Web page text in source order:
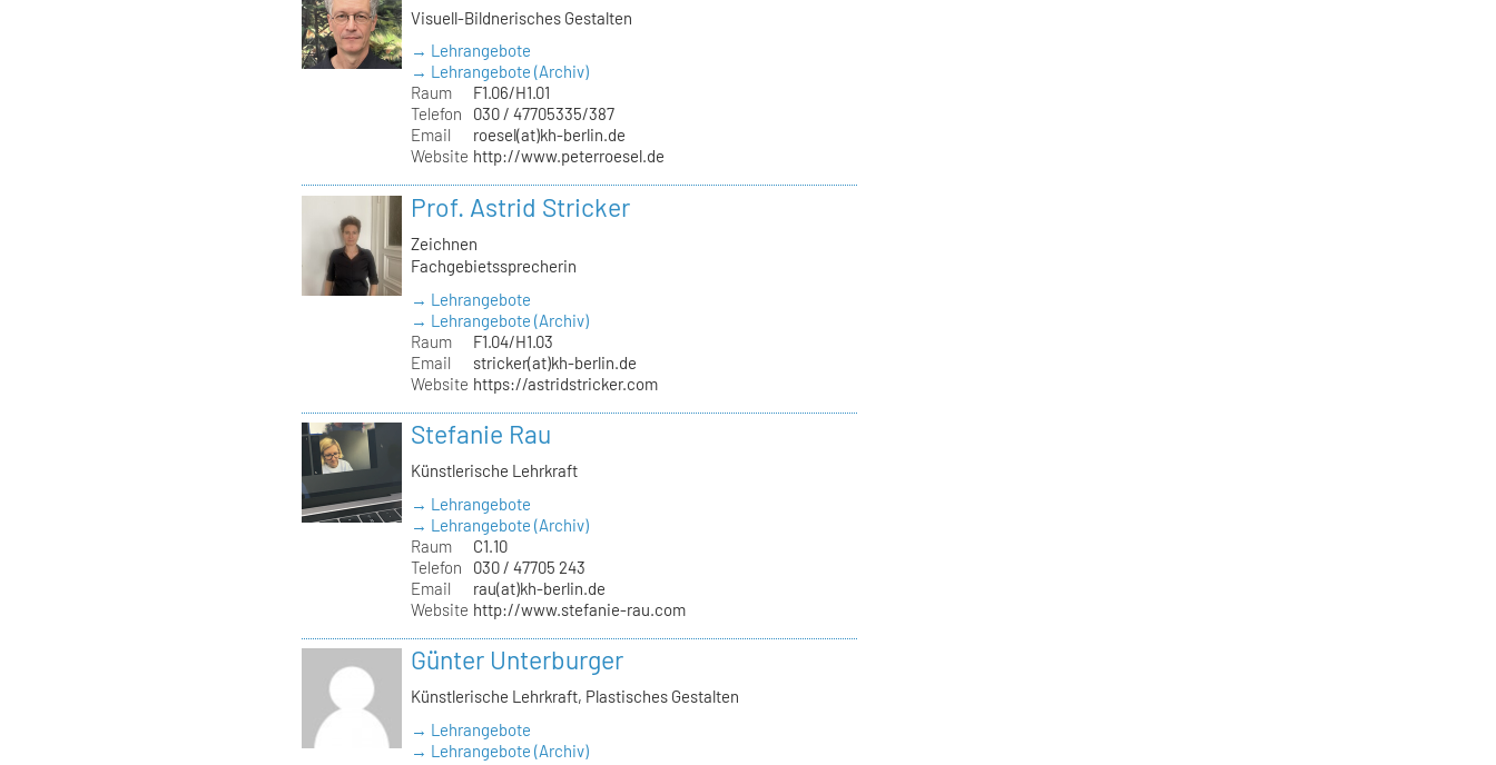
Visuell-Bildnerisches Gestalten
→ Lehrangebote
→ Lehrangebote (Archiv)
Raum
F1.06/H1.01
Telefon
030 / 47705335/387
Email
roesel(at)kh-berlin.de
Website http://www.peterroesel.de
Prof. Astrid Stricker
Zeichnen
Fachgebietssprecherin
→ Lehrangebote
→ Lehrangebote (Archiv)
Raum
F1.04/H1.03
Email
stricker(at)kh-berlin.de
Website https://astridstricker.com
Stefanie Rau
Künstlerische Lehrkraft
→ Lehrangebote
→ Lehrangebote (Archiv)
Raum
C1.10
Telefon
030 / 47705 243
Email
rau(at)kh-berlin.de
Website http://www.stefanie-rau.com
Günter Unterburger
Künstlerische Lehrkraft, Plastisches Gestalten
→ Lehrangebote
→ Lehrangebote (Archiv)